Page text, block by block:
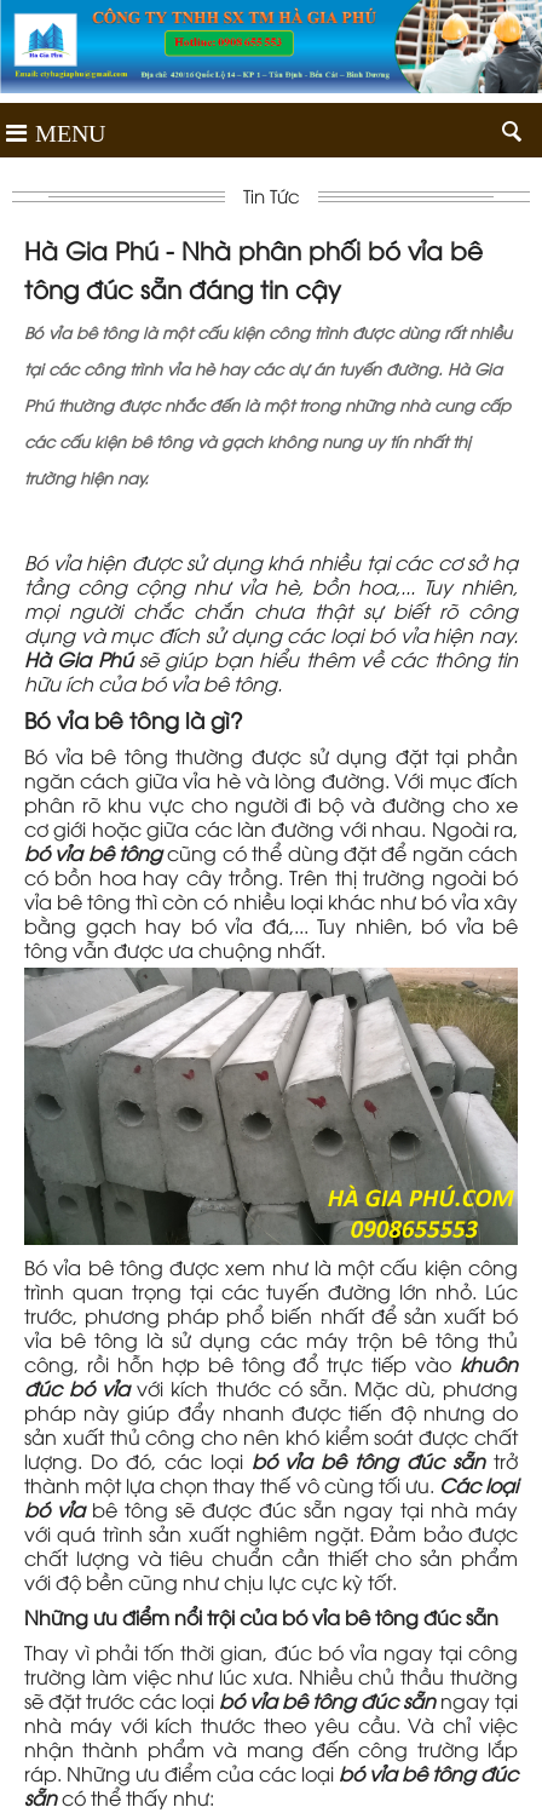
MENU
Tin Tức
Hà Gia Phú - Nhà phân phối bó vỉa bê
tông đúc sẵn đáng tin cậy
Bó vỉa bê tông là một cấu kiện công trình được dùng rất nhiều
tại các công trình vỉa hè hay các dự án tuyến đường. Hà Gia
Phú thường được nhắc đến là một trong những nhà cung cấp
các cấu kiện bê tông và gạch không nung uy tín nhất thị
trường hiện nay.
Bó vỉa hiện được sử dụng khá nhiều tại các cơ sở hạ
tầng công cộng như vỉa hè, bồn hoa,... Tuy nhiên,
mọi người chắc chắn chưa thật sự biết rõ công
dụng và mục đích sử dụng các loại bó vỉa hiện nay.
Hà Gia Phúsẽ giúp bạn hiểu thêm về các thông tin
hữu ích của bó vỉa bê tông.
Bó vỉa bê tông là gì?
Bó vỉa bê tông thường được sử dụng đặt tại phần
ngăn cách giữa vỉa hè và lòng đường. Với mục đích
phân rõ khu vực cho người đi bộ và đường cho xe
cơ giới hoặc giữa các làn đường với nhau. Ngoài ra,
bó vỉa bê tôngcũng có thể dùng đặt để ngăn cách
có bồn hoa hay cây trồng. Trên thị trường ngoài bó
vỉa bê tông thì còn có nhiều loại khác như bó vỉa xây
bằng gạch hay bó vỉa đá,... Tuy nhiên, bó vỉa bê
tông vẫn được ưa chuộng nhất.
Bó vỉa bê tông được xem như là một cấu kiện công
trình quan trọng tại các tuyến đường lớn nhỏ. Lúc
trước, phương pháp phổ biến nhất để sản xuất bó
vỉa bê tông là sử dụng các máy trộn bê tông thủ
công, rồi hỗn hợp bê tông đổ trực tiếp vào khuôn
đúc bó vỉavới kích thước có sẵn. Mặc dù, phương
pháp này giúp đẩy nhanh được tiến độ nhưng do
sản xuất thủ công cho nên khó kiểm soát được chất
lượng. Do đó, các loại bó vỉa bê tông đúc sẵntrở
thành một lựa chọn thay thế vô cùng tối ưu. Các loại
bó vỉabê tông sẽ được đúc sẵn ngay tại nhà máy
với quá trình sản xuất nghiêm ngặt. Đảm bảo được
chất lượng và tiêu chuẩn cần thiết cho sản phẩm
với độ bền cũng như chịu lực cực kỳ tốt.
Những ưu điểm nổi trội của bó vỉa bê tông đúc sẵn
Thay vì phải tốn thời gian, đúc bó vỉa ngay tại công
trường làm việc như lúc xưa. Nhiều chủ thầu thường
sẽ đặt trước các loại bó vỉa bê tông đúc sẵnngay tại
nhà máy với kích thước theo yêu cầu. Và chỉ việc
nhận thành phẩm và mang đến công trường lắp
ráp. Những ưu điểm của các loại bó vỉa bê tông đúc
sẵncó thể thấy như: